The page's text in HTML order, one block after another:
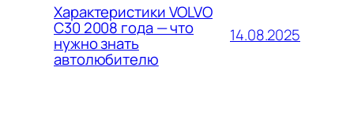
Характеристики VOLVO
C30 2008 года — что
нужно знать
автолюбителю
14.08.2025